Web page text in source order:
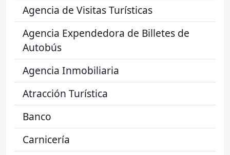
Agencia de Visitas Turísticas
Agencia Expendedora de Billetes de
Autobús
Agencia Inmobiliaria
Atracción Turística
Banco
Carnicería